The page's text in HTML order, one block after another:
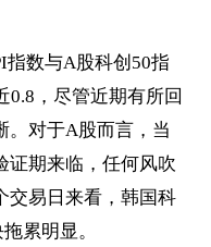
指数与A股科创50指
0.8，尽管近期有所回
。对于A股而言，当
证期来临，任何风吹
交易日来看，韩国科
累明显。